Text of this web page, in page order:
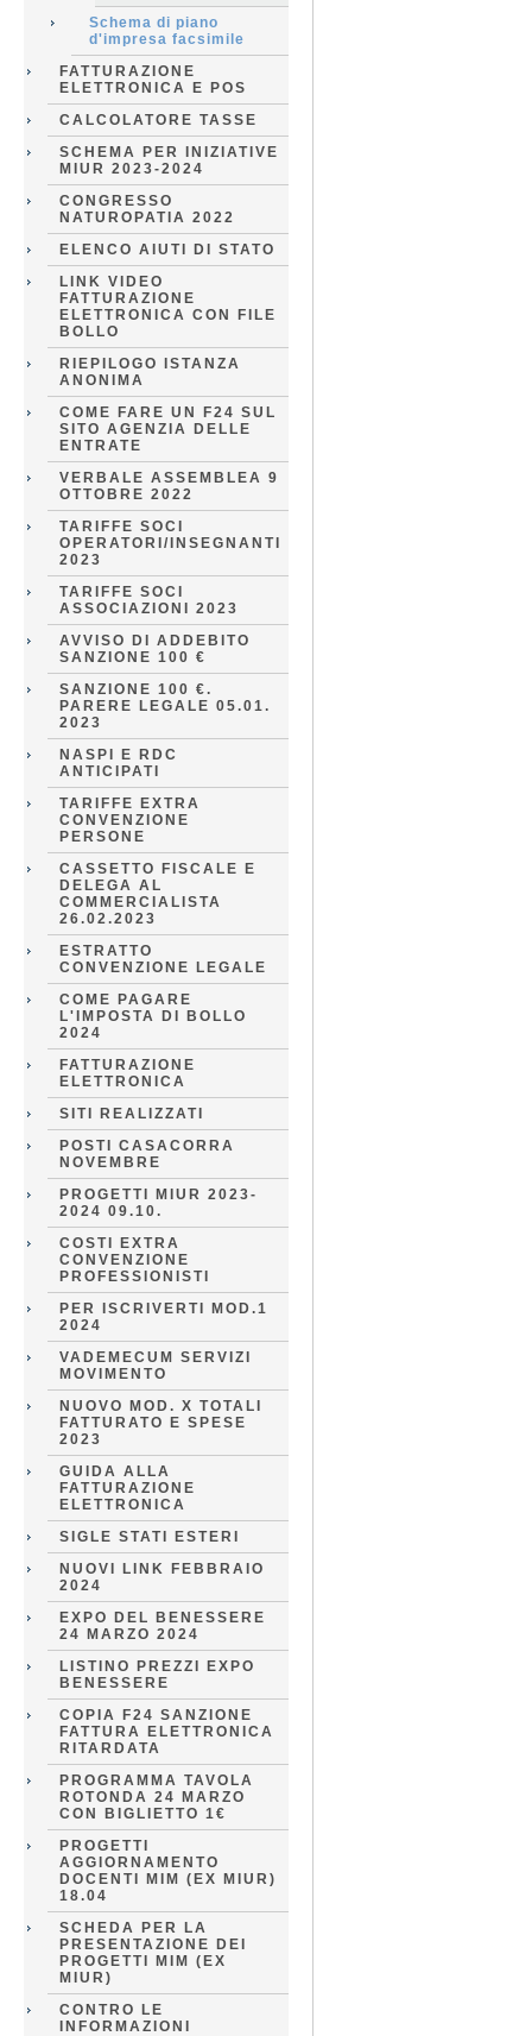
Schema di piano
d'impresa facsimile
FATTURAZIONE
ELETTRONICA E POS
CALCOLATORE TASSE
SCHEMA PER INIZIATIVE
MIUR 2023-2024
CONGRESSO
NATUROPATIA 2022
ELENCO AIUTI DI STATO
LINK VIDEO
FATTURAZIONE
ELETTRONICA CON FILE
BOLLO
RIEPILOGO ISTANZA
ANONIMA
COME FARE UN F24 SUL
SITO AGENZIA DELLE
ENTRATE
VERBALE ASSEMBLEA 9
OTTOBRE 2022
TARIFFE SOCI
OPERATORI/INSEGNANTI
2023
TARIFFE SOCI
ASSOCIAZIONI 2023
AVVISO DI ADDEBITO
SANZIONE 100 €
SANZIONE 100 €.
PARERE LEGALE 05.01.
2023
NASPI E RDC
ANTICIPATI
TARIFFE EXTRA
CONVENZIONE
PERSONE
CASSETTO FISCALE E
DELEGA AL
COMMERCIALISTA
26.02.2023
ESTRATTO
CONVENZIONE LEGALE
COME PAGARE
L'IMPOSTA DI BOLLO
2024
FATTURAZIONE
ELETTRONICA
SITI REALIZZATI
POSTI CASACORRA
NOVEMBRE
PROGETTI MIUR 2023-
2024 09.10.
COSTI EXTRA
CONVENZIONE
PROFESSIONISTI
PER ISCRIVERTI MOD.1
2024
VADEMECUM SERVIZI
MOVIMENTO
NUOVO MOD. X TOTALI
FATTURATO E SPESE
2023
GUIDA ALLA
FATTURAZIONE
ELETTRONICA
SIGLE STATI ESTERI
NUOVI LINK FEBBRAIO
2024
EXPO DEL BENESSERE
24 MARZO 2024
LISTINO PREZZI EXPO
BENESSERE
COPIA F24 SANZIONE
FATTURA ELETTRONICA
RITARDATA
PROGRAMMA TAVOLA
ROTONDA 24 MARZO
CON BIGLIETTO 1€
PROGETTI
AGGIORNAMENTO
DOCENTI MIM (EX MIUR)
18.04
SCHEDA PER LA
PRESENTAZIONE DEI
PROGETTI MIM (EX
MIUR)
CONTRO LE
INFORMAZIONI